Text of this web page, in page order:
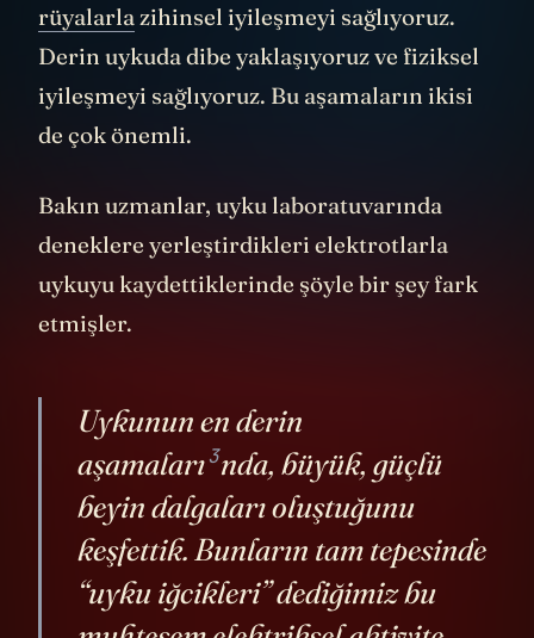
rüyalarla zihinsel iyileşmeyi sağlıyoruz.
Derin uykuda dibe yaklaşıyoruz ve fiziksel
iyileşmeyi sağlıyoruz. Bu aşamaların ikisi
de çok önemli.
Bakın uzmanlar, uyku laboratuvarında
deneklere yerleştirdikleri elektrotlarla
uykuyu kaydettiklerinde şöyle bir şey fark
etmişler.
Uykununen derin
aşamaları3nda, büyük, güçlü
beyin dalgaları oluştuğunu
keşfettik. Bunların tam tepesinde
“uyku iğcikleri” dediğimiz bu